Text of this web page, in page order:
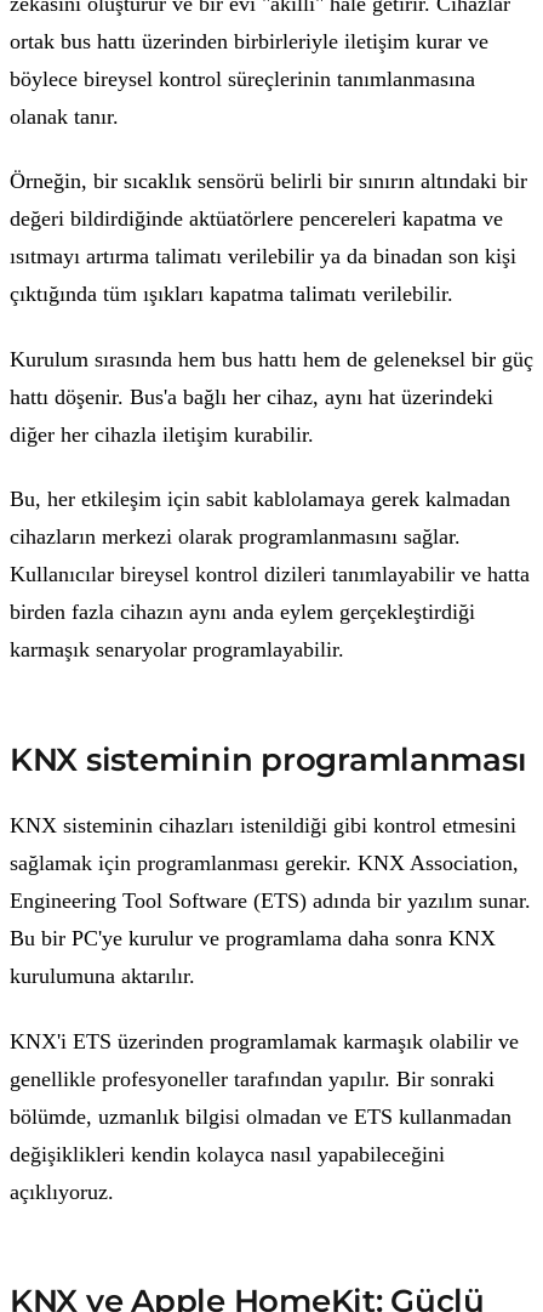
ortak bus hattı üzerinden birbirleriyle iletişim kurar ve
böylece bireysel kontrol süreçlerinin tanımlanmasına
olanak tanır.
Örneğin, bir sıcaklık sensörü belirli bir sınırın altındaki bir
değeri bildirdiğinde aktüatörlere pencereleri kapatma ve
ısıtmayı artırma talimatı verilebilir ya da binadan son kişi
çıktığında tüm ışıkları kapatma talimatı verilebilir.
Kurulum sırasında hem bus hattı hem de geleneksel bir güç
hattı döşenir. Bus'a bağlı her cihaz, aynı hat üzerindeki
diğer her cihazla iletişim kurabilir.
Bu, her etkileşim için sabit kablolamaya gerek kalmadan
cihazların merkezi olarak programlanmasını sağlar.
Kullanıcılar bireysel kontrol dizileri tanımlayabilir ve hatta
birden fazla cihazın aynı anda eylem gerçekleştirdiği
karmaşık senaryolar programlayabilir.
KNX sisteminin programlanması
KNX sisteminin cihazları istenildiği gibi kontrol etmesini
sağlamak için programlanması gerekir. KNX Association,
Engineering Tool Software (ETS) adında bir yazılım sunar.
Bu bir PC'ye kurulur ve programlama daha sonra KNX
kurulumuna aktarılır.
KNX'i ETS üzerinden programlamak karmaşık olabilir ve
genellikle profesyoneller tarafından yapılır. Bir sonraki
bölümde, uzmanlık bilgisi olmadan ve ETS kullanmadan
değişiklikleri kendin kolayca nasıl yapabileceğini
açıklıyoruz.
KNX ve Apple HomeKit: Güçlü